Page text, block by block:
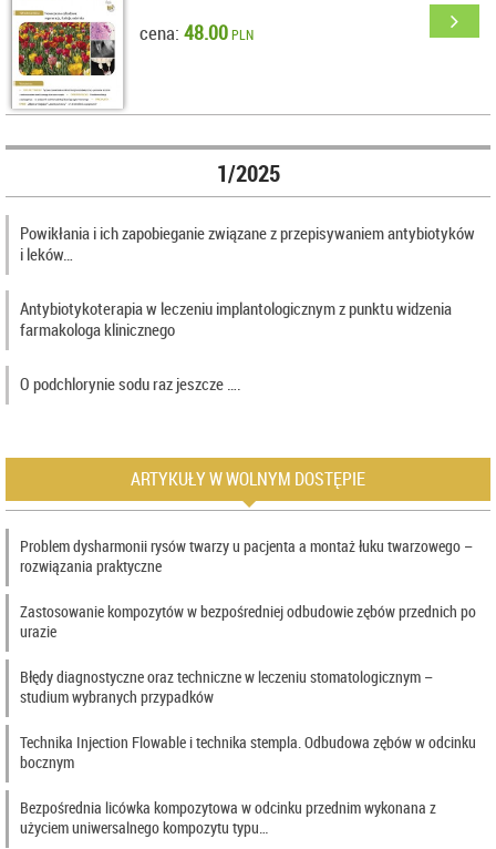
cena: 48.00PLN
1/2025
Powikłania i ich zapobieganie związane z przepisywaniem antybiotyków
i leków…
Antybiotykoterapia w leczeniu implantologicznym z punktu widzenia
farmakologa klinicznego
O podchlorynie sodu raz jeszcze ….
ARTYKUŁY W WOLNYM DOSTĘPIE
Problem dysharmonii rysów twarzy u pacjenta a montaż łuku twarzowego –
rozwiązania praktyczne
Zastosowanie kompozytów w bezpośredniej odbudowie zębów przednich po
urazie
Błędy diagnostyczne oraz techniczne w leczeniu stomatologicznym –
studium wybranych przypadków
Technika Injection Flowable i technika stempla. Odbudowa zębów w odcinku
bocznym
Bezpośrednia licówka kompozytowa w odcinku przednim wykonana z
użyciem uniwersalnego kompozytu typu…